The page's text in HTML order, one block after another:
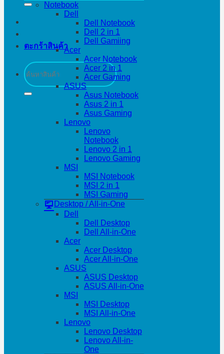
ตะกร้าสินค้า
ค้นหา:
Notebook
Dell
Dell Notebook
Dell 2 in 1
Dell Gamiing
Acer
Acer Notebook
Acer 2 in 1
Acer Gaming
ASUS
Asus Notebook
Asus 2 in 1
Asus Gaming
Lenovo
Lenovo
Notebook
Lenovo 2 in 1
Lenovo Gaming
MSI
MSI Notebook
MSI 2 in 1
MSI Gaming
Desktop / All-in-One
Dell
Dell Desktop
Dell All-in-One
Acer
Acer Desktop
Acer All-in-One
ASUS
ASUS Desktop
ASUS All-in-One
MSI
MSI Desktop
MSI All-in-One
Lenovo
Lenovo Desktop
Lenovo All-in-
One